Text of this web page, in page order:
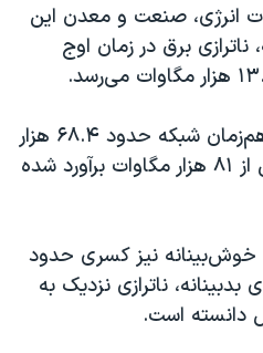
انرژی، صنعت و معدن این
ناترازی برق در زمان اوج
در این سناریو، توان تأمین هم‌زمان شبکه حدود ۶۸.۴ هزار
مگاوات و تقاضای برق بیش از ۸۱ هزار مگاوات برآورد شده
نیز کسری حدود
بدبینانه، ناترازی نزدیک به